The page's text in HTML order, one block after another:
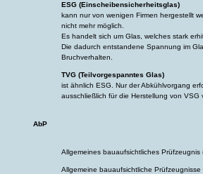
ESG (Einscheibensicherheitsglas)
kann nur von wenigen Firmen hergestellt
nicht mehr möglich.
Es handelt sich um Glas, welches stark
Die dadurch entstandene Spannung im
Bruchverhalten.
TVG (Teilvorgespanntes Glas)
ist ähnlich ESG. Nur der Abkühlvorgang
ausschließlich für die Herstellung von VSG
AbP
Allgemeines bauaufsichtliches Prüfzeugnis
Allgemeine bauaufsichtliche